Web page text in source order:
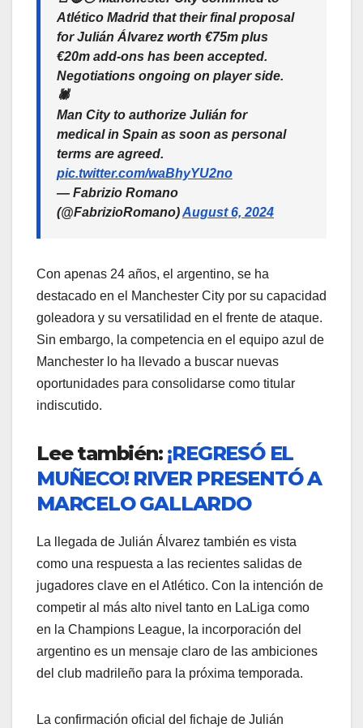
Atlético Madrid that their final proposal
for Julián Álvarez worth €75m plus
€20m add-ons has been accepted.
Negotiations ongoing on player side.
🕷️
Man City to authorize Julián for
medical in Spain as soon as personal
terms are agreed.
pic.twitter.com/waBhyYU2no
— Fabrizio Romano
(@FabrizioRomano)August 6, 2024
Con apenas 24 años, el argentino, se ha
destacado en el Manchester City por su capacidad
goleadora y su versatilidad en el frente de ataque.
Sin embargo, la competencia en el equipo azul de
Manchester lo ha llevado a buscar nuevas
oportunidades para consolidarse como titular
indiscutido.
Lee también: ¡REGRESÓ EL
MUÑECO! RIVER PRESENTÓ A
MARCELO GALLARDO
La llegada de Julián Álvarez también es vista
como una respuesta a las recientes salidas de
jugadores clave en el Atlético. Con la intención de
competir al más alto nivel tanto en LaLiga como
en la Champions League, la incorporación del
argentino es un mensaje claro de las ambiciones
del club madrileño para la próxima temporada.
La confirmación oficial del fichaje de Julián